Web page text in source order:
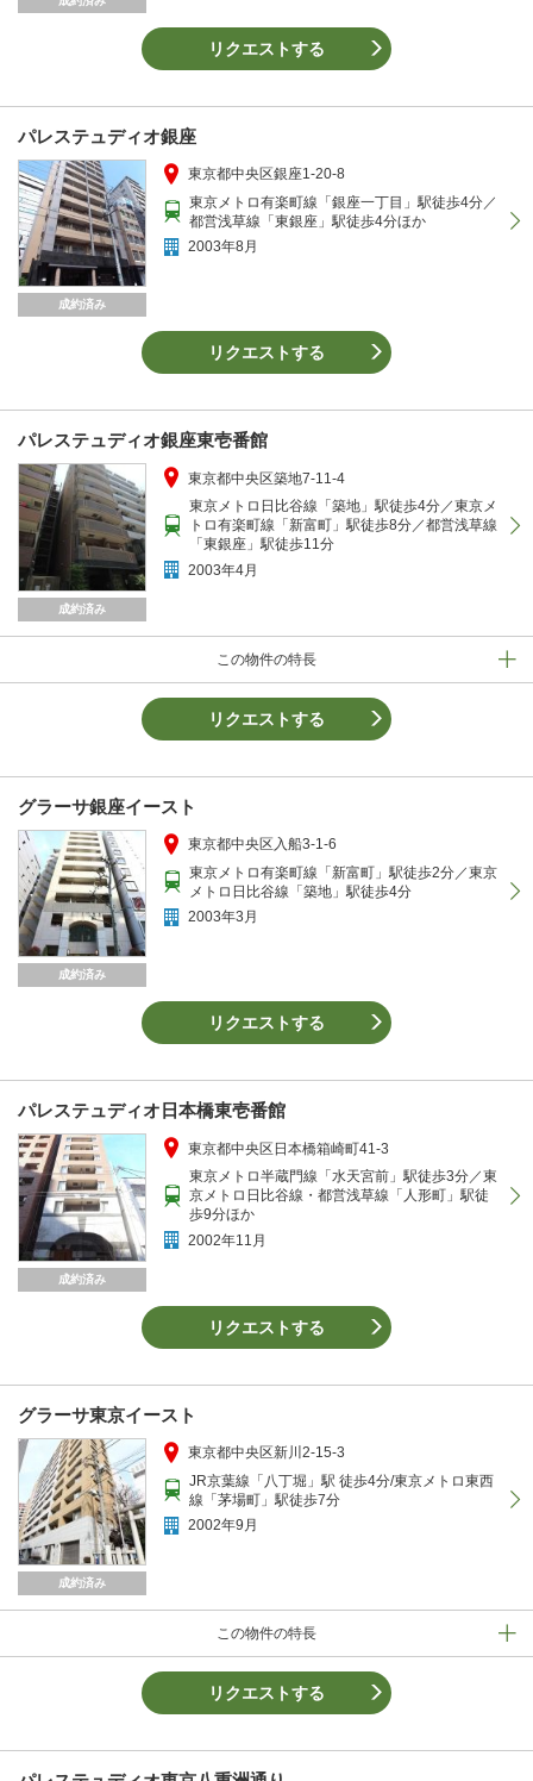
リクエストする
パレステュディオ銀座
成約済み
東京都中央区銀座1-20-8
東京メトロ有楽町線「銀座一丁目」駅徒歩4分／
都営浅草線「東銀座」駅徒歩4分ほか
2003年8月
リクエストする
パレステュディオ銀座東壱番館
成約済み
この物件の特長
東京都中央区築地7-11-4
東京メトロ日比谷線「築地」駅徒歩4分／東京メ
トロ有楽町線「新富町」駅徒歩8分／都営浅草線
「東銀座」駅徒歩11分
2003年4月
リクエストする
グラーサ銀座イースト
成約済み
東京都中央区入船3-1-6
東京メトロ有楽町線「新富町」駅徒歩2分／東京
メトロ日比谷線「築地」駅徒歩4分
2003年3月
リクエストする
パレステュディオ日本橋東壱番館
成約済み
東京都中央区日本橋箱崎町41-3
東京メトロ半蔵門線「水天宮前」駅徒歩3分／東
京メトロ日比谷線・都営浅草線「人形町」駅徒
歩9分ほか
2002年11月
リクエストする
グラーサ東京イースト
成約済み
この物件の特長
東京都中央区新川2-15-3
JR京葉線「八丁堀」駅 徒歩4分/東京メトロ東西
線「茅場町」駅徒歩7分
2002年9月
リクエストする